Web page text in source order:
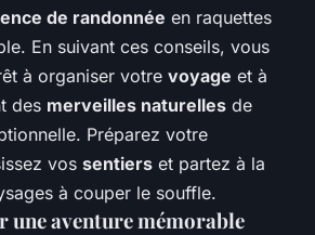
de randonnée en raquettes
En suivant ces conseils, vous
à organiser votre voyage et à
des merveilles naturelles de
Préparez votre
vos sentiers et partez à la
à couper le souffle.
une aventure mémorable